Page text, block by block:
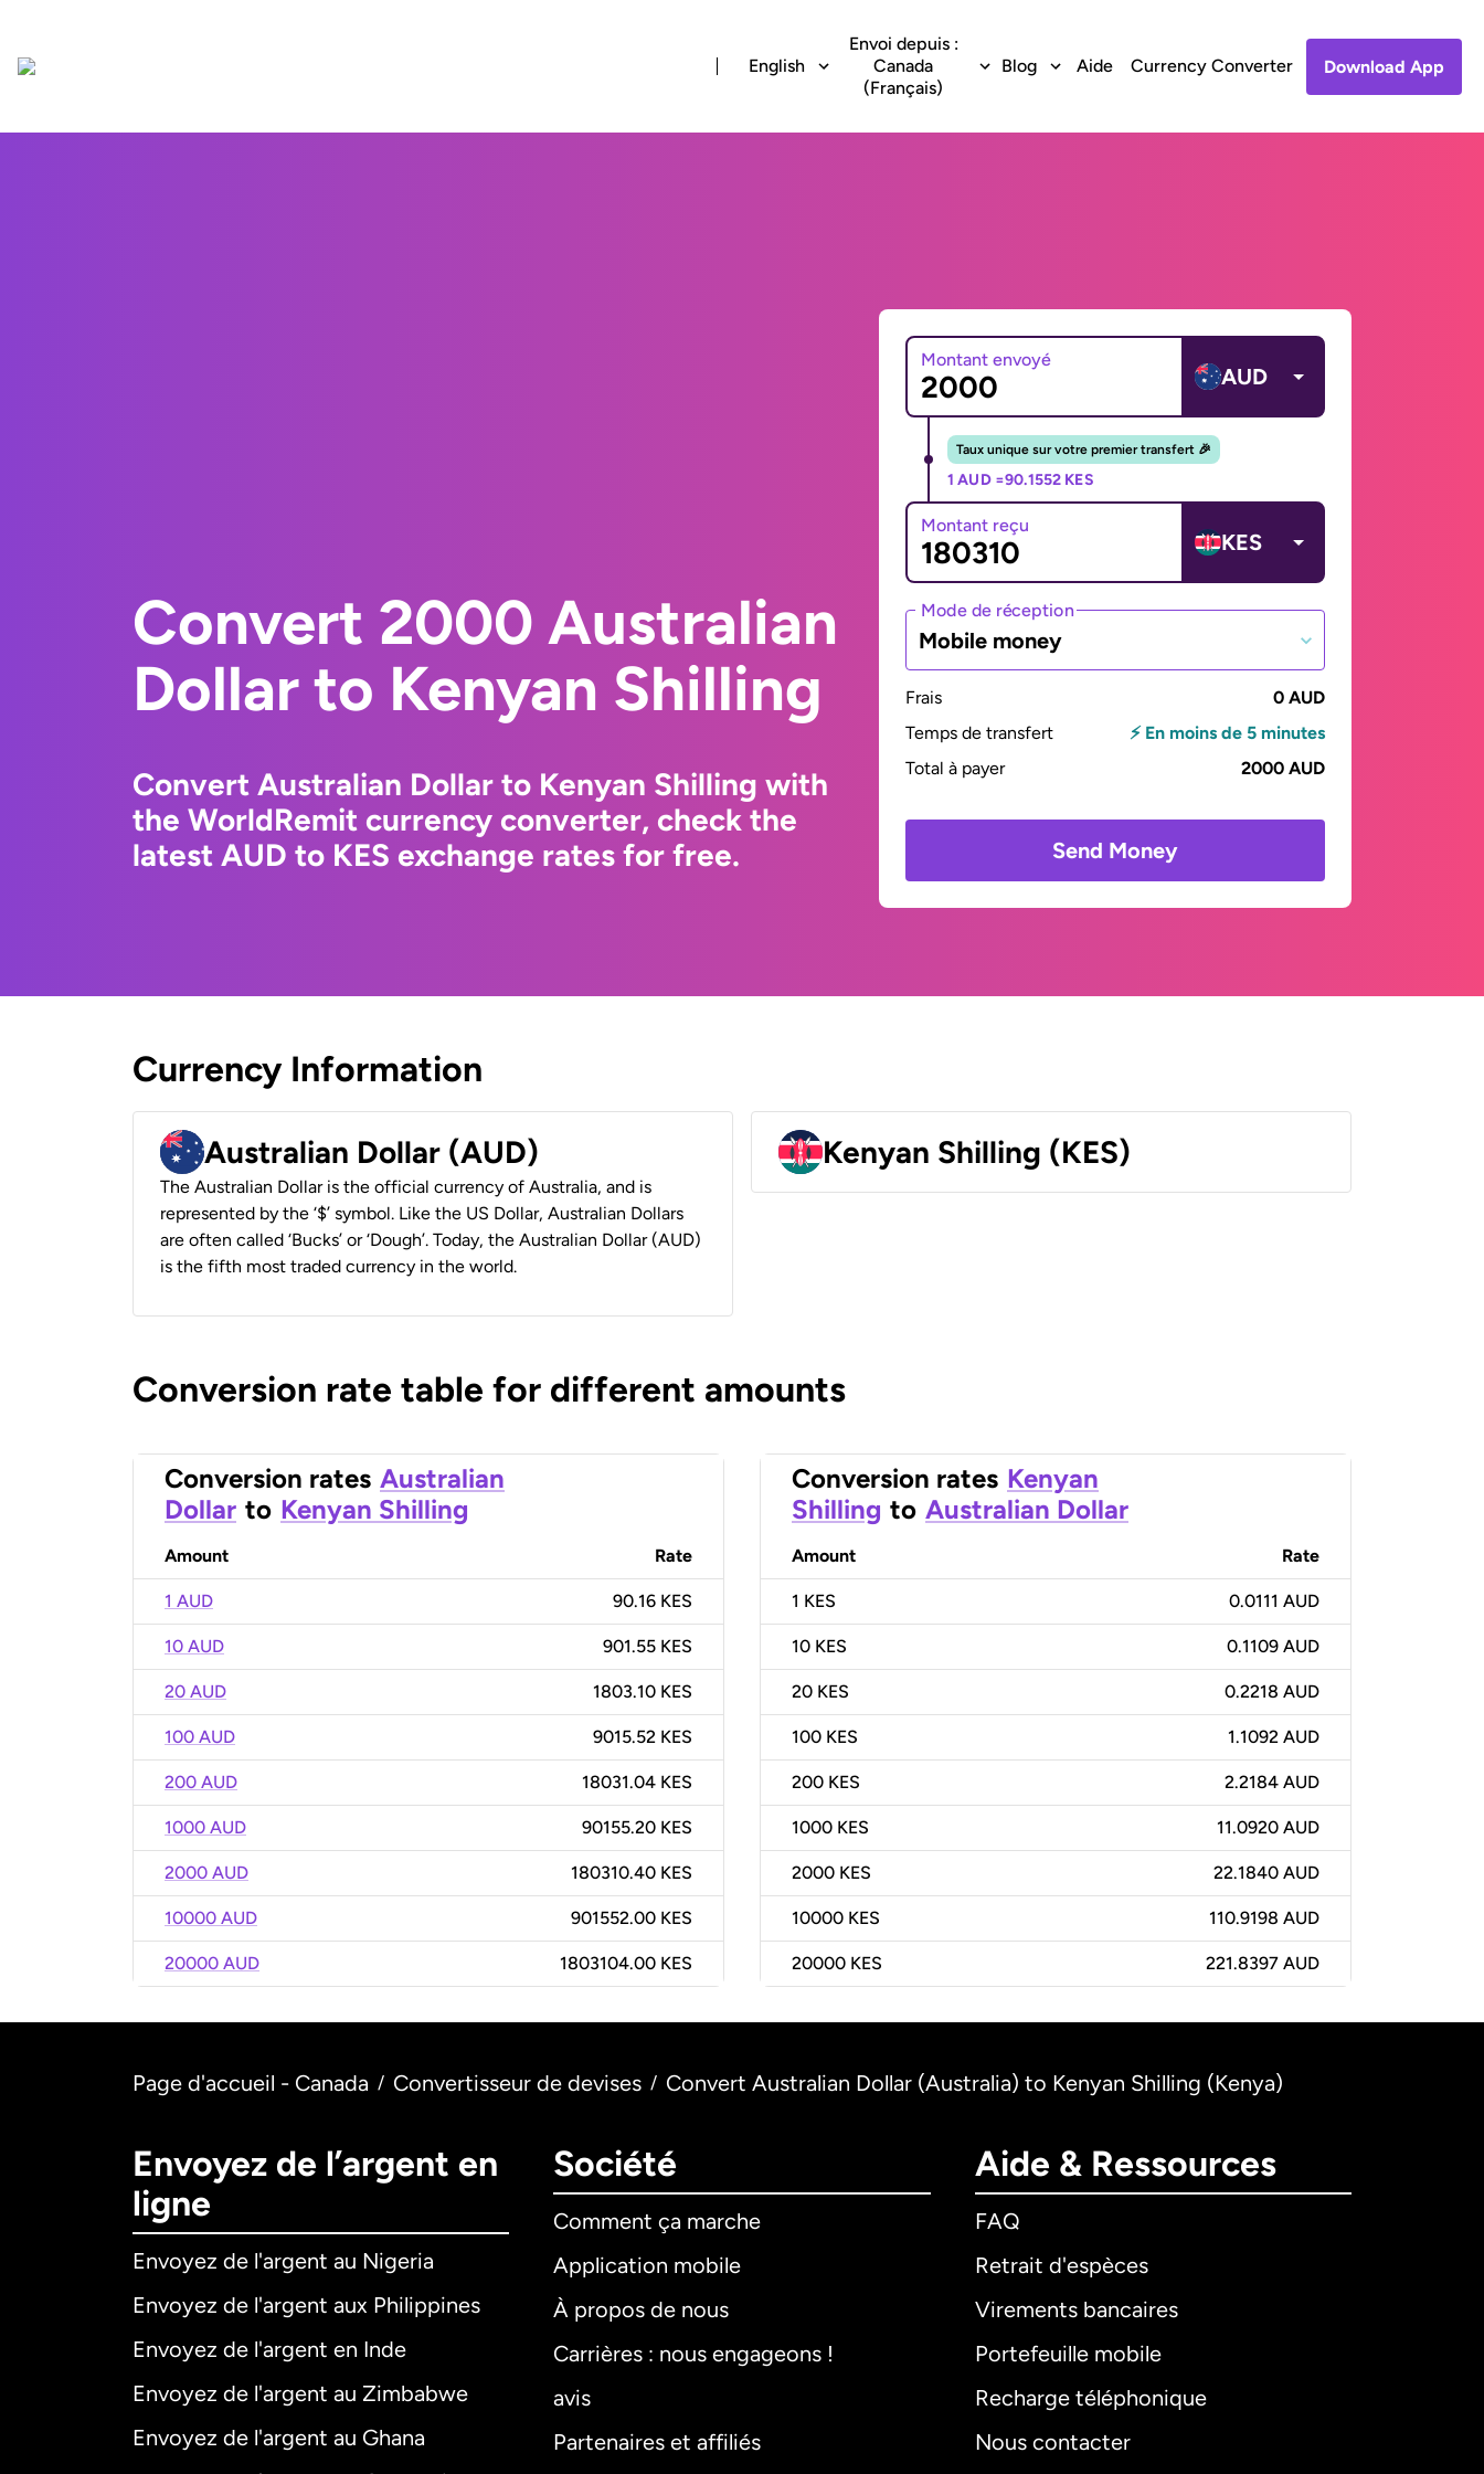
English
Envoi depuis :
Canada
(Français)
Blog Aide Currency Converter Download App
Convert 2000 Australian
Dollar to Kenyan Shilling
Convert Australian Dollar to Kenyan Shilling with
the WorldRemit currency converter, check the
latest AUD to KES exchange rates for free.
Montant envoyé
AUD
Taux unique sur votre premier transfert 🎉
1 AUD =90.1552 KES
Montant reçu
KES
Mode de réception
Mobile money
Frais
0 AUD
Temps de transfert
⚡ En moins de 5 minutes
Total à payer
2000 AUD
Send Money
Currency Information
Australian Dollar (AUD)
The Australian Dollar is the official currency of Australia, and is
represented by the ‘$’ symbol. Like the US Dollar, Australian Dollars
are often called ‘Bucks’ or ‘Dough’. Today, the Australian Dollar (AUD)
is the fifth most traded currency in the world.
Kenyan Shilling (KES)
Conversion rate table for different amounts
Conversion rates Australian
Dollar to Kenyan Shilling
Amount Rate
1 AUD 90.16 KES
10 AUD 901.55 KES
20 AUD 1803.10 KES
100 AUD 9015.52 KES
200 AUD 18031.04 KES
1000 AUD 90155.20 KES
2000 AUD 180310.40 KES
10000 AUD 901552.00 KES
20000 AUD 1803104.00 KES
Conversion rates Kenyan
Shilling to Australian Dollar
Amount Rate
1 KES 0.0111 AUD
10 KES 0.1109 AUD
20 KES 0.2218 AUD
100 KES 1.1092 AUD
200 KES 2.2184 AUD
1000 KES 11.0920 AUD
2000 KES 22.1840 AUD
10000 KES 110.9198 AUD
20000 KES 221.8397 AUD
Page d'accueil - Canada / Convertisseur de devises / Convert Australian Dollar (Australia) to Kenyan Shilling (Kenya)
Envoyez de l’argent en
ligne
Envoyez de l'argent au Nigeria
Envoyez de l'argent aux Philippines
Envoyez de l'argent en Inde
Envoyez de l'argent au Zimbabwe
Envoyez de l'argent au Ghana
Société
Comment ça marche
Application mobile
À propos de nous
Carrières : nous engageons !
avis
Partenaires et affiliés
Aide & Ressources
FAQ
Retrait d'espèces
Virements bancaires
Portefeuille mobile
Recharge téléphonique
Nous contacter